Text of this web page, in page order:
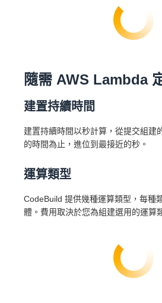
隨需 AWS Lambda
建置持續時間
建置持續時間以秒計算，從提交組建
的時間為止，進位到最接近的秒。
運算類型
CodeBuild 提供幾種運算類型，每種
體。費用取決於您為組建選用的運算